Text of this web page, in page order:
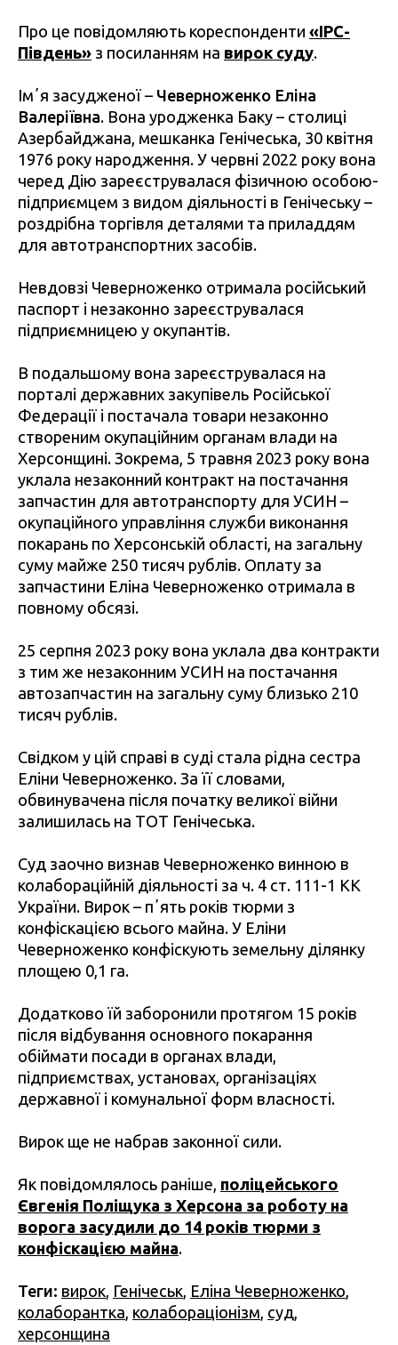
Про це повідомляють кореспонденти «ІРС-
Південь» з посиланням на вирок суду.
Імʼя засудженої – Чеверноженко Еліна
Валеріївна. Вона уродженка Баку – столиці
Азербайджана, мешканка Генічеська, 30 квітня
1976 року народження. У червні 2022 року вона
черед Дію зареєструвалася фізичною особою-
підприємцем з видом діяльності в Генічеську –
роздрібна торгівля деталями та приладдям
для автотранспортних засобів.
Невдовзі Чеверноженко отримала російський
паспорт і незаконно зареєструвалася
підприємницею у окупантів.
В подальшому вона зареєструвалася на
порталі державних закупівель Російської
Федерації і постачала товари незаконно
створеним окупаційним органам влади на
Херсонщині. Зокрема, 5 травня 2023 року вона
уклала незаконний контракт на постачання
запчастин для автотранспорту для УСИН –
окупаційного управління служби виконання
покарань по Херсонській області, на загальну
суму майже 250 тисяч рублів. Оплату за
запчастини Еліна Чеверноженко отримала в
повному обсязі.
25 серпня 2023 року вона уклала два контракти
з тим же незаконним УСИН на постачання
автозапчастин на загальну суму близько 210
тисяч рублів.
Свідком у цій справі в суді стала рідна сестра
Еліни Чеверноженко. За її словами,
обвинувачена після початку великої війни
залишилась на ТОТ Генічеська.
Суд заочно визнав Чеверноженко винною в
колабораційній діяльності за ч. 4 ст. 111-1 КК
України. Вирок – пʼять років тюрми з
конфіскацією всього майна. У Еліни
Чеверноженко конфіскують земельну ділянку
площею 0,1 га.
Додатково їй заборонили протягом 15 років
після відбування основного покарання
обіймати посади в органах влади,
підприємствах, установах, організаціях
державної і комунальної форм власності.
Вирок ще не набрав законної сили.
Як повідомлялось раніше, поліцейського
Євгенія Поліщука з Херсона за роботу на
ворога засудили до 14 років тюрми з
конфіскацією майна.
Теги: вирок, Генічеськ, Еліна Чеверноженко,
колаборантка, колабораціонізм, суд,
херсонщина